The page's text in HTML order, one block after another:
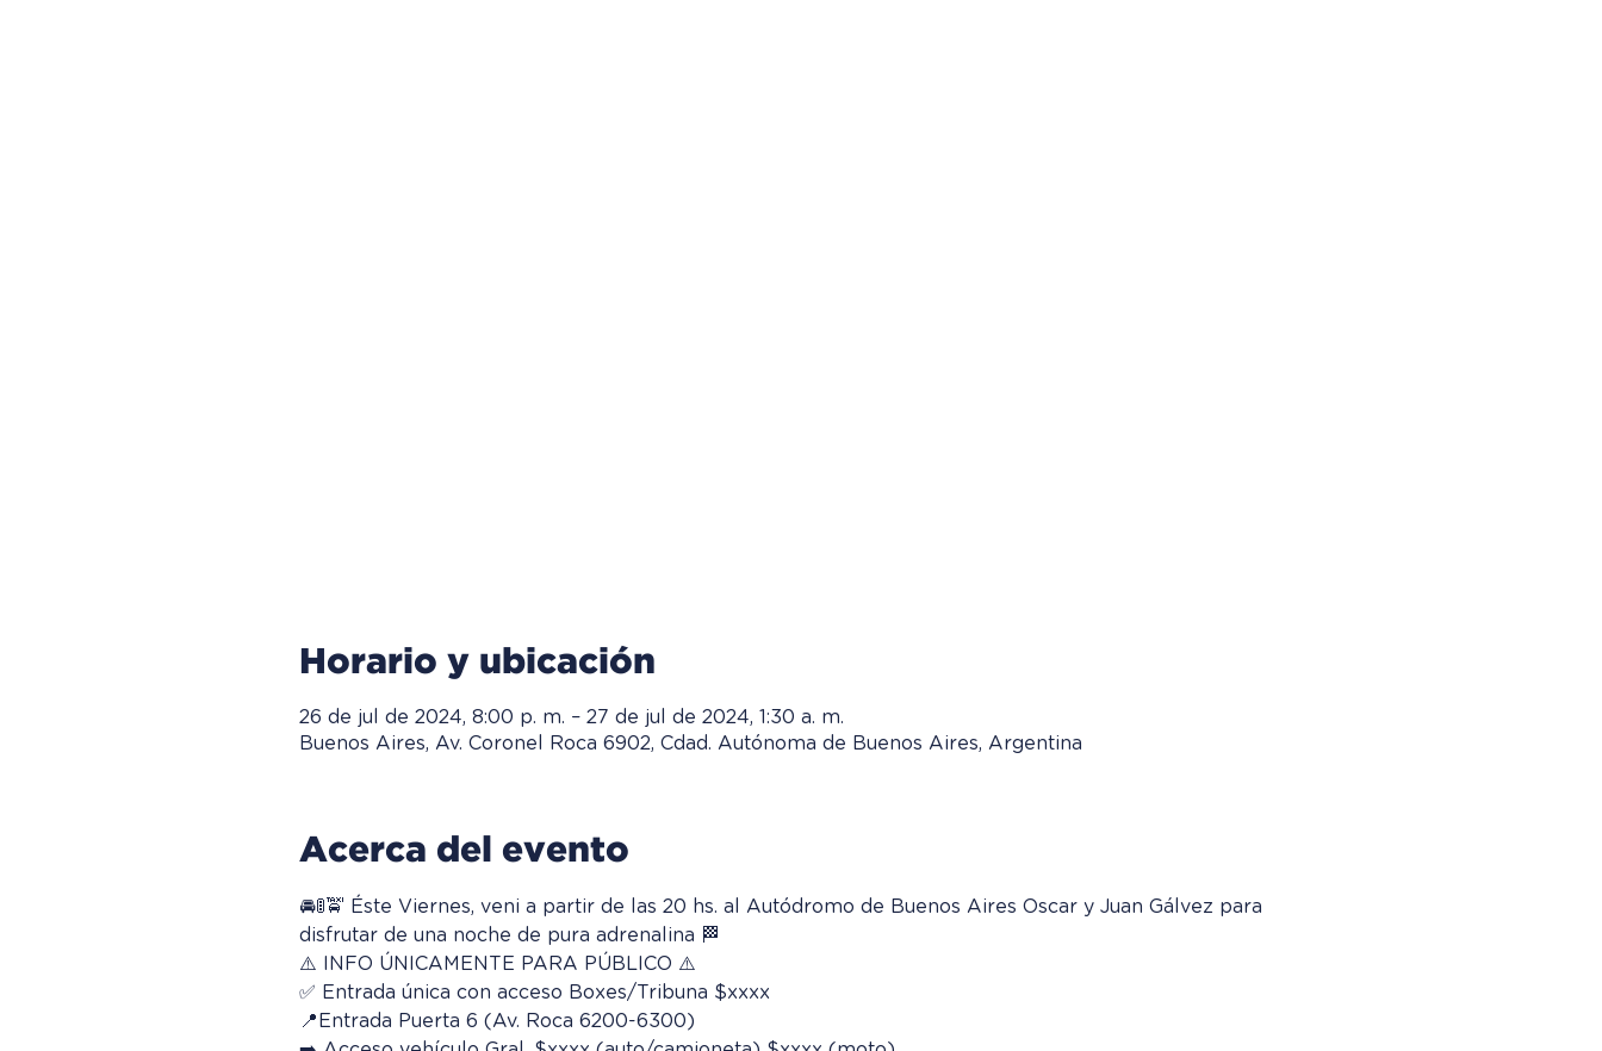
Horario y ubicación
26 de jul de 2024, 8:00 p. m. – 27 de jul de 2024, 1:30 a. m.
Buenos Aires, Av. Coronel Roca 6902, Cdad. Autónoma de Buenos Aires, Argentina
Acerca del evento
🚘🚦🚖 Éste Viernes, veni a partir de las 20 hs. al Autódromo de Buenos Aires Oscar y Juan Gálvez para
disfrutar de una noche de pura adrenalina 🏁
⚠️ INFO ÚNICAMENTE PARA PÚBLICO ⚠️
✅ Entrada única con acceso Boxes/Tribuna $xxxx
📍Entrada Puerta 6 (Av. Roca 6200-6300)